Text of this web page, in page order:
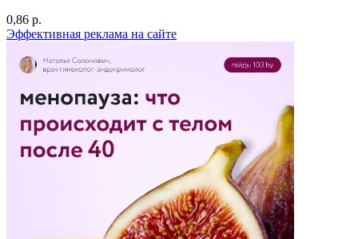
0,86 р.
Эффективная реклама на сайте